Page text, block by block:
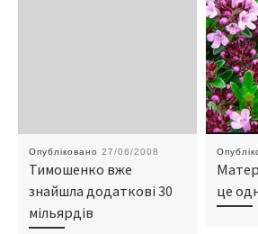
Опубліковано 27/06/2008
Тимошенко вже
знайшла додаткові 30
мільярдів
це